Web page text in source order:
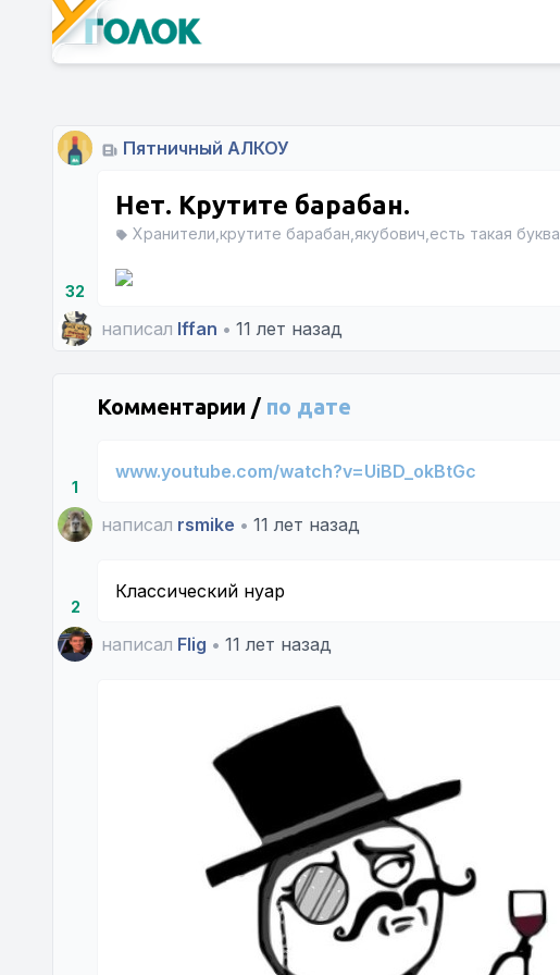
Пятничный АЛКОУ
32
Нет. Крутите барабан.
Хранители,крутите барабан,якубович,есть такая буква
написал Iffan • 11 лет назад
Комментарии / по дате
1
www.youtube.com/watch?v=UiBD_okBtGc
написал rsmike • 11 лет назад
2
Классический нуар
написал Flig • 11 лет назад